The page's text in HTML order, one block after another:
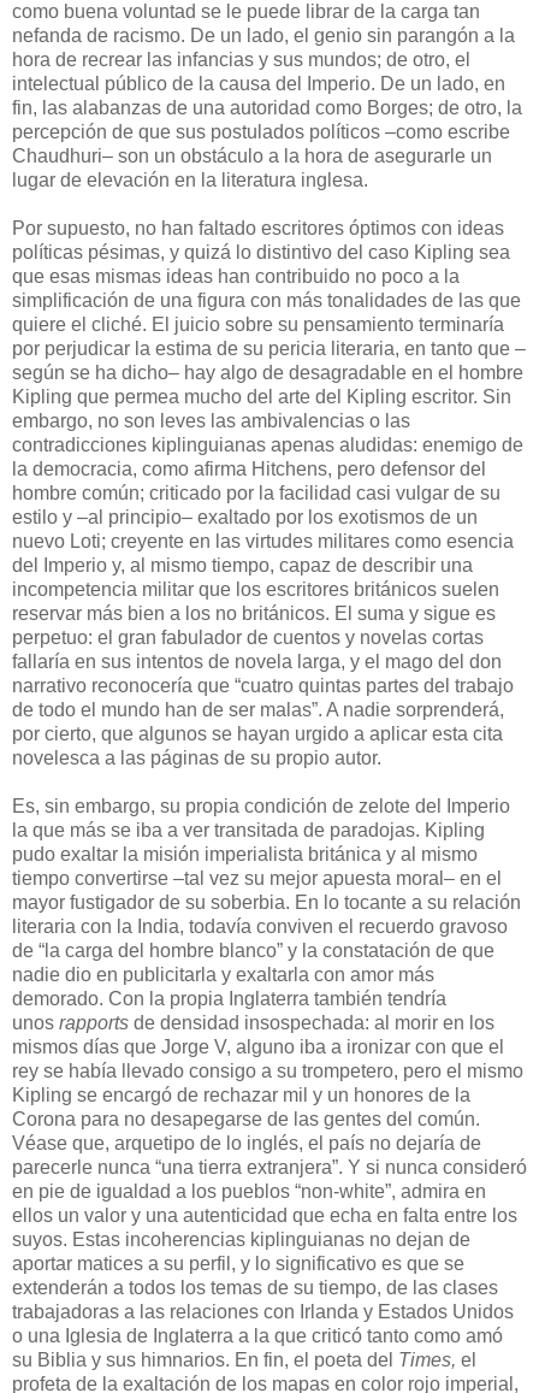
como buena voluntad se le puede librar de la carga tan
nefanda de racismo. De un lado, el genio sin parangón a la
hora de recrear las infancias y sus mundos; de otro, el
intelectual público de la causa del Imperio. De un lado, en
fin, las alabanzas de una autoridad como Borges; de otro, la
percepción de que sus postulados políticos –como escribe
Chaudhuri– son un obstáculo a la hora de asegurarle un
lugar de elevación en la literatura inglesa.
Por supuesto, no han faltado escritores óptimos con ideas
políticas pésimas, y quizá lo distintivo del caso Kipling sea
que esas mismas ideas han contribuido no poco a la
simplificación de una figura con más tonalidades de las que
quiere el cliché. El juicio sobre su pensamiento terminaría
por perjudicar la estima de su pericia literaria, en tanto que –
según se ha dicho– hay algo de desagradable en el hombre
Kipling que permea mucho del arte del Kipling escritor. Sin
embargo, no son leves las ambivalencias o las
contradicciones kiplinguianas apenas aludidas: enemigo de
la democracia, como afirma Hitchens, pero defensor del
hombre común; criticado por la facilidad casi vulgar de su
estilo y –al principio– exaltado por los exotismos de un
nuevo Loti; creyente en las virtudes militares como esencia
del Imperio y, al mismo tiempo, capaz de describir una
incompetencia militar que los escritores británicos suelen
reservar más bien a los no británicos. El suma y sigue es
perpetuo: el gran fabulador de cuentos y novelas cortas
fallaría en sus intentos de novela larga, y el mago del don
narrativo reconocería que “cuatro quintas partes del trabajo
de todo el mundo han de ser malas”. A nadie sorprenderá,
por cierto, que algunos se hayan urgido a aplicar esta cita
novelesca a las páginas de su propio autor.
Es, sin embargo, su propia condición de zelote del Imperio
la que más se iba a ver transitada de paradojas. Kipling
pudo exaltar la misión imperialista británica y al mismo
tiempo convertirse –tal vez su mejor apuesta moral– en el
mayor fustigador de su soberbia. En lo tocante a su relación
literaria con la India, todavía conviven el recuerdo gravoso
de “la carga del hombre blanco” y la constatación de que
nadie dio en publicitarla y exaltarla con amor más
demorado. Con la propia Inglaterra también tendría
unos rapports de densidad insospechada: al morir en los
mismos días que Jorge V, alguno iba a ironizar con que el
rey se había llevado consigo a su trompetero, pero el mismo
Kipling se encargó de rechazar mil y un honores de la
Corona para no desapegarse de las gentes del común.
Véase que, arquetipo de lo inglés, el país no dejaría de
parecerle nunca “una tierra extranjera”. Y si nunca consideró
en pie de igualdad a los pueblos “non-white”, admira en
ellos un valor y una autenticidad que echa en falta entre los
suyos. Estas incoherencias kiplinguianas no dejan de
aportar matices a su perfil, y lo significativo es que se
extenderán a todos los temas de su tiempo, de las clases
trabajadoras a las relaciones con Irlanda y Estados Unidos
o una Iglesia de Inglaterra a la que criticó tanto como amó
su Biblia y sus himnarios. En fin, el poeta del Times, el
profeta de la exaltación de los mapas en color rojo imperial,